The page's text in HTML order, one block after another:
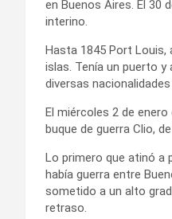
en Buenos Aires. El 30
interino.
Hasta 1845 Port Louis,
islas. Tenía un puerto y
diversas
El miércoles 2 de
buque de guerra Clio,
Lo primero que atinó a
había guerra entre
sometido a un alto
retraso.